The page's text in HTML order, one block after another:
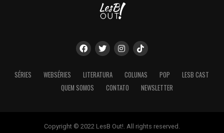
SÉRIES WEBSÉRIES LITERATURA COLUNAS POP
LESB CAST
QUEM SOMOS
CONTATO NEWSLETTER
Copyright © 2022 LesB Out!. All rights reserved.